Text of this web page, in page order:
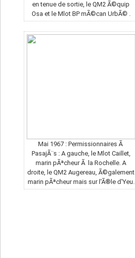
en tenue de sortie, le QM2 Ã©quip
Osa et le Mlot BP mÃ©can UrbÃ© .
Mai 1967 : Permissionnaires Ã
PasajÃ¨s : A gauche, le Mlot Caillet,
marin pÃªcheur Ã la Rochelle. A
droite, le QM2 Augereau, Ã©galement
marin pÃªcheur mais sur l'Ã®le d'Yeu.